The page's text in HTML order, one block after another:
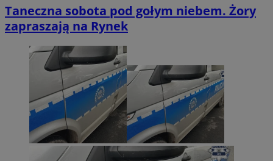
Taneczna sobota pod gołym niebem. Żory
zapraszają na Rynek